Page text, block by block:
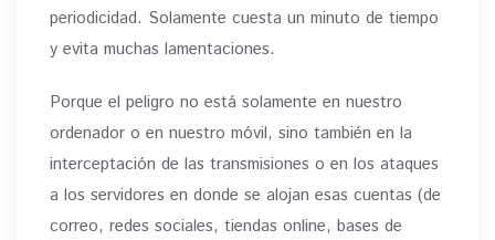
periodicidad. Solamente cuesta un minuto de tiempo
y evita muchas lamentaciones.
Porque el peligro no está solamente en nuestro
ordenador o en nuestro móvil, sino también en la
interceptación de las transmisiones o en los ataques
a los servidores en donde se alojan esas cuentas (de
correo, redes sociales, tiendas online, bases de